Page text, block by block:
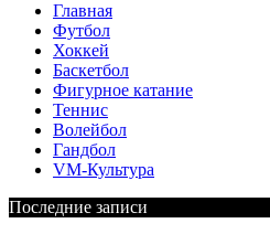
Главная
Футбол
Хоккей
Баскетбол
Фигурное катание
Теннис
Волейбол
Гандбол
VM-Культура
Последние записи